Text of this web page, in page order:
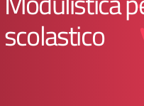
scolastico